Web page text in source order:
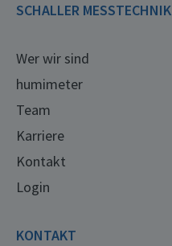
SCHALLER MESSTECHNIK
Wer wir sind
humimeter
Team
Karriere
Kontakt
Login
KONTAKT